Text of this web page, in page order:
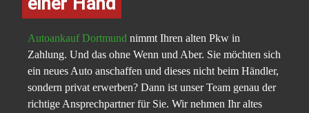
Autoankauf Dortmund nimmt Ihren alten Pkw in
Zahlung. Und das ohne Wenn und Aber. Sie möchten sich
ein neues Auto anschaffen und dieses nicht beim Händler,
sondern privat erwerben? Dann ist unser Team genau der
richtige Ansprechpartner für Sie. Wir nehmen Ihr altes